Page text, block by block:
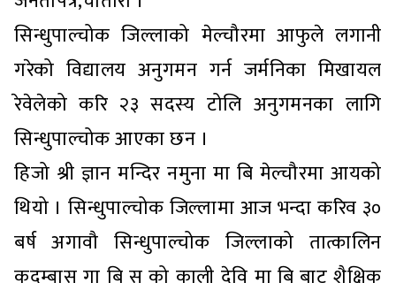
सिन्धुपाल्चोक जिल्लाको मेल्चौरमा आफुले लगानी
गरेको विद्यालय अनुगमन गर्न जर्मनिका मिखायल
रेवेलेको करि २३ सदस्य टोलि अनुगमनका लागि
सिन्धुपाल्चोक आएका छन ।
हिजो श्री ज्ञान मन्दिर नमुना मा बि मेल्चौरमा आयको
थियो । सिन्धुपाल्चोक जिल्लामा आज भन्दा करिव ३०
बर्ष अगावौ सिन्धुपाल्चोक जिल्लाको तात्कालिन